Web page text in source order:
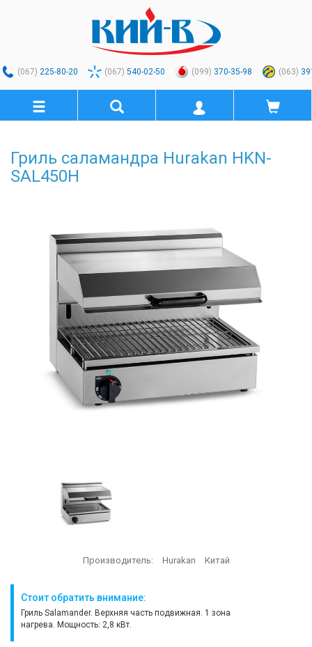
(067) 225-80-20 (067) 540-02-50 (099) 370-35-98 (063)
Гриль саламандра Hurakan HKN-
SAL450H
Производитель: Hurakan Китай
Стоит обратить внимание:
Гриль Salamander. Верхняя часть подвижная. 1 зона
нагрева. Мощность: 2,8 кВт.